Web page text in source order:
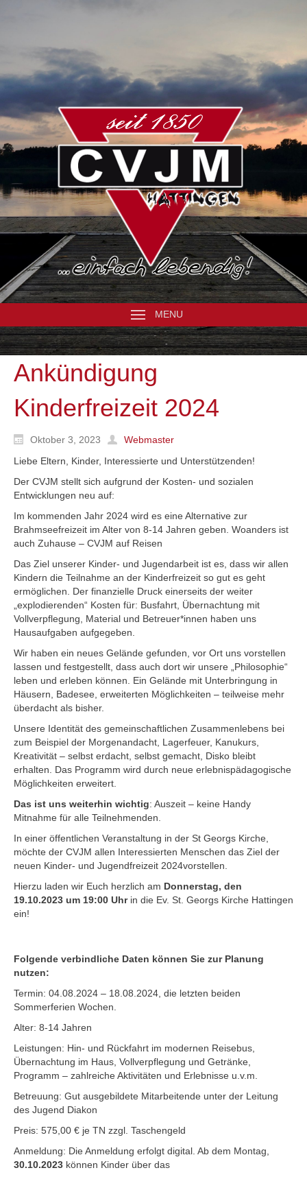
MENU
Ankündigung
Kinderfreizeit 2024
Oktober 3, 2023
Webmaster
Liebe Eltern, Kinder, Interessierte und Unterstützenden!
Der CVJM stellt sich aufgrund der Kosten- und sozialen
Entwicklungen neu auf:
Im kommenden Jahr 2024 wird es eine Alternative zur
Brahmseefreizeit im Alter von 8-14 Jahren geben. Woanders ist
auch Zuhause – CVJM auf Reisen
Das Ziel unserer Kinder- und Jugendarbeit ist es, dass wir allen
Kindern die Teilnahme an der Kinderfreizeit so gut es geht
ermöglichen. Der finanzielle Druck einerseits der weiter
„explodierenden“ Kosten für: Busfahrt, Übernachtung mit
Vollverpflegung, Material und Betreuer*innen haben uns
Hausaufgaben aufgegeben.
Wir haben ein neues Gelände gefunden, vor Ort uns vorstellen
lassen und festgestellt, dass auch dort wir unsere „Philosophie“
leben und erleben können. Ein Gelände mit Unterbringung in
Häusern, Badesee, erweiterten Möglichkeiten – teilweise mehr
überdacht als bisher.
Unsere Identität des gemeinschaftlichen Zusammenlebens bei
zum Beispiel der Morgenandacht, Lagerfeuer, Kanukurs,
Kreativität – selbst erdacht, selbst gemacht, Disko bleibt
erhalten. Das Programm wird durch neue erlebnispädagogische
Möglichkeiten erweitert.
Das ist uns weiterhin wichtig: Auszeit – keine Handy
Mitnahme für alle Teilnehmenden.
In einer öffentlichen Veranstaltung in der St Georgs Kirche,
möchte der CVJM allen Interessierten Menschen das Ziel der
neuen Kinder- und Jugendfreizeit 2024vorstellen.
Hierzu laden wir Euch herzlich am Donnerstag, den
19.10.2023 um 19:00 Uhrin die Ev. St. Georgs Kirche Hattingen
ein!
Folgende verbindliche Daten können Sie zur Planung
nutzen:
Termin: 04.08.2024 – 18.08.2024, die letzten beiden
Sommerferien Wochen.
Alter: 8-14 Jahren
Leistungen: Hin- und Rückfahrt im modernen Reisebus,
Übernachtung im Haus, Vollverpflegung und Getränke,
Programm – zahlreiche Aktivitäten und Erlebnisse u.v.m.
Betreuung: Gut ausgebildete Mitarbeitende unter der Leitung
des Jugend Diakon
Preis: 575,00 € je TN zzgl. Taschengeld
Anmeldung: Die Anmeldung erfolgt digital. Ab dem Montag,
30.10.2023 können Kinder über das